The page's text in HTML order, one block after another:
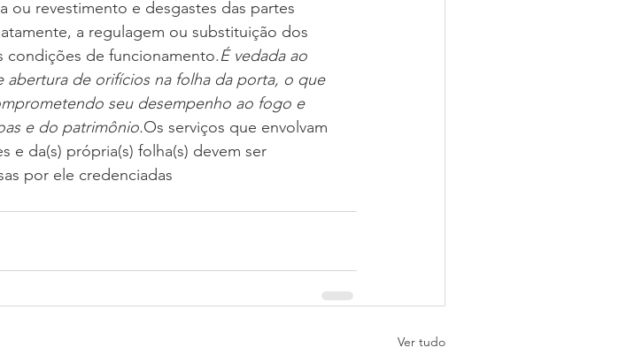
ou revestimento e desgastes das partes
a regulagem ou substituição dos
condições de funcionamento.É vedada ao
abertura de orifícios na folha da porta, o que
seu desempenho ao fogo e
e do patrimônio.Os serviços que envolvam
da(s) própria(s) folha(s) devem ser
por ele credenciadas
Ver tudo